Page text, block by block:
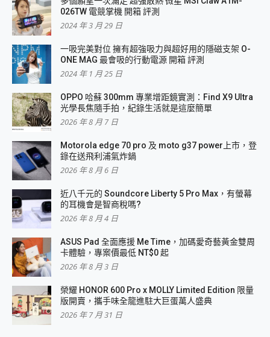
026TW 電競掌機 開箱 評測
2024 年 3 月 29 日
一吸完美對位 擁有超強吸力與超好用的隱磁支架 O-
ONE MAG 最會吸的行動電源 開箱 評測
2024 年 1 月 25 日
OPPO 哈蘇 300mm 專業增距鏡實測：Find X9 Ultra
光學長焦隨手拍，紀錄生活就是這麼簡單
2026 年 8 月 7 日
Motorola edge 70 pro 及 moto g37 power上市，登
錄在送飛利浦氣炸鍋
2026 年 8 月 6 日
近八千元的 Soundcore Liberty 5 Pro Max，有螢幕
的耳機會是智商稅嗎?
2026 年 8 月 4 日
ASUS Pad 全面應援 Me Time，加碼愛奇藝黃金雙周
卡體驗，專案價最低 NT$0 起
2026 年 8 月 3 日
榮耀 HONOR 600 Pro x MOLLY Limited Edition 限量
版開賣，攜手味全龍進駐大巨蛋萬人盛典
2026 年 7 月 31 日